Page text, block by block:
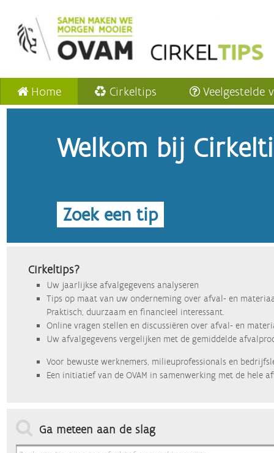
Home Cirkeltips Veelgestelde
Welkom bij
Zoek een tip
Cirkeltips?
Uw jaarlijkse afvalgegevens analyseren
Tips op maat van uw onderneming over afval- en
Praktisch, duurzaam en financieel interessant.
Online vragen stellen en discussiëren over afval- en
Uw afvalgegevens vergelijken met de gemiddelde
Voor bewuste werknemers, milieuprofessionals en
Een initiatief van de OVAM in samenwerking met de hele
Ga meteen aan de slag